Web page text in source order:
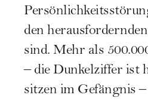
den
sind. Mehr als
– die Dunkelziffer ist
sitzen im Gefängnis